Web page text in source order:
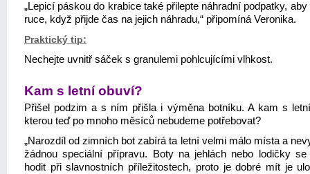
„Lepicí páskou do krabice také přilepte náhradní podpatky, aby
ruce, když přijde čas na jejich náhradu,“ připomíná Veronika.
Praktický tip:
Nechejte uvnitř sáček s granulemi pohlcujícími vlhkost.
Kam s letní obuví?
Přišel podzim a s ním přišla i výměna botníku. A kam s
kterou teď po mnoho měsíců nebudeme potřebovat?
„Narozdíl od zimních bot zabírá ta letní velmi málo místa a
žádnou speciální přípravu. Boty na jehlách nebo lodičky se
hodit při slavnostních příležitostech, proto je dobré mít je